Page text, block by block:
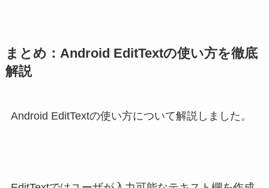
まとめ：Android EditTextの使い方を徹底
解説
Android EditTextの使い方について解説しました。